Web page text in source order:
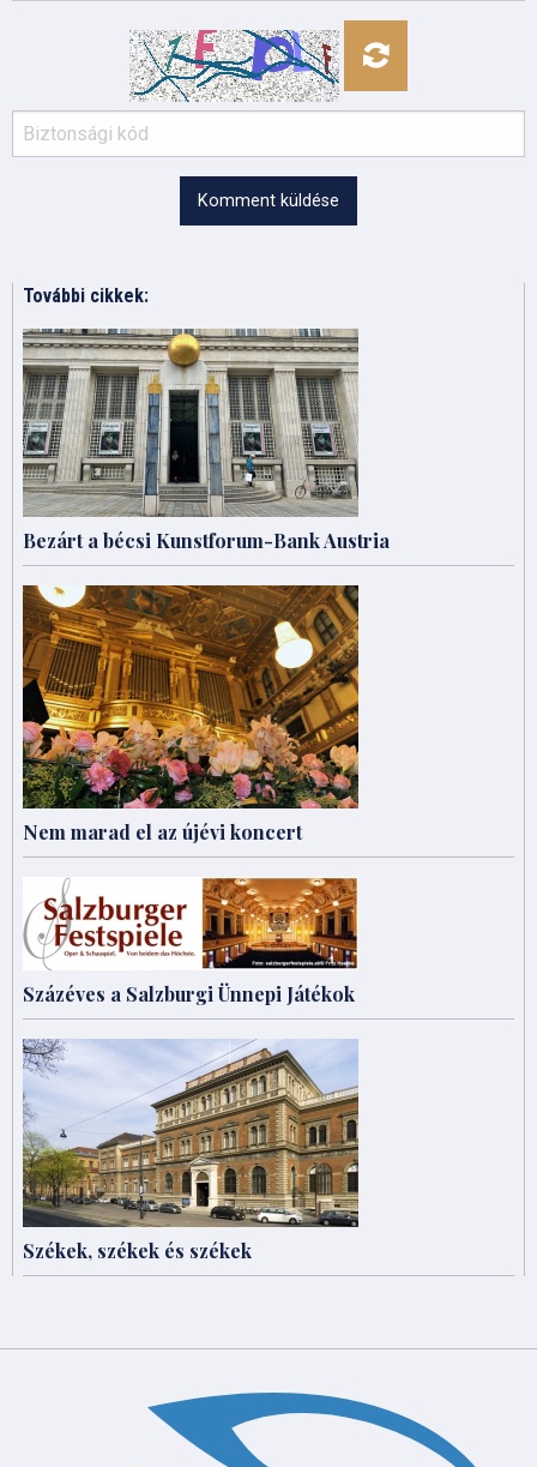
Komment küldése
További cikkek:
Bezárt a bécsi Kunstforum-Bank Austria
Nem marad el az újévi koncert
Százéves a Salzburgi Ünnepi Játékok
Székek, székek és székek